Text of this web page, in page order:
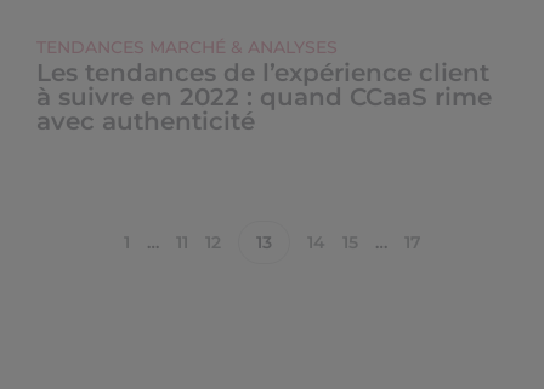
TENDANCES MARCHÉ & ANALYSES
Les tendances de l’expérience client
à suivre en 2022 : quand CCaaS rime
avec authenticité
1 … 11 12 13 14 15 … 17